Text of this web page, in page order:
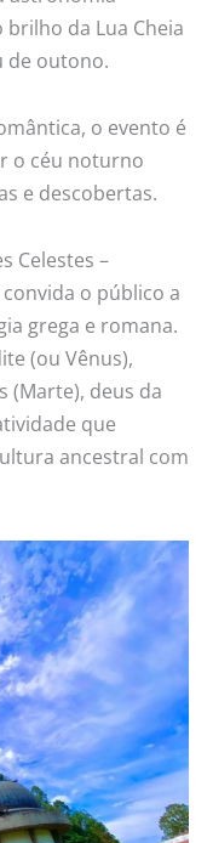
da Lua Cheia
de outono.
o evento é
o céu noturno
e descobertas.
Celestes –
o público a
grega e romana.
(ou Vênus),
(Marte), deus da
que
ancestral com